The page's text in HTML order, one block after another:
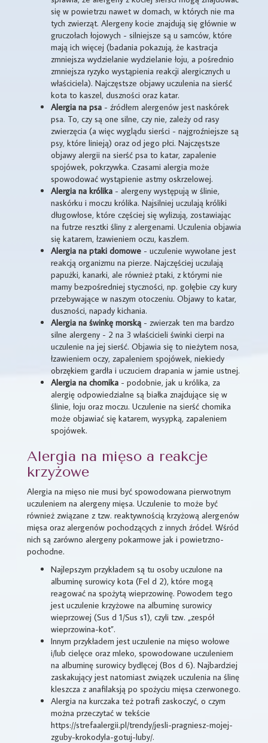
się w powietrzu nawet w domach, w których nie ma
tych zwierząt. Alergeny kocie znajdują się głównie w
gruczołach łojowych - silniejsze są u samców, które
mają ich więcej (badania pokazują, że kastracja
zmniejsza wydzielanie wydzielanie łoju, a pośrednio
zmniejsza ryzyko wystąpienia reakcji alergicznych u
właściciela). Najczęstsze objawy uczulenia na sierść
kota to kaszel, duszności oraz katar.
Alergia na psa - źródłem alergenów jest naskórek
psa. To, czy są one silne, czy nie, zależy od rasy
zwierzęcia (a więc wyglądu sierści - najgroźniejsze są
psy, które linieją) oraz od jego płci. Najczęstsze
objawy alergii na sierść psa to katar, zapalenie
spojówek, pokrzywka. Czasami alergia może
spowodować wystąpienie astmy oskrzelowej.
Alergia na królika - alergeny występują w ślinie,
naskórku i moczu królika. Najsilniej uczulają króliki
długowłose, które częściej się wylizują, zostawiając
na futrze resztki śliny z alergenami. Uczulenia objawia
się katarem, łzawieniem oczu, kaszlem.
Alergia na ptaki domowe - uczulenie wywołane jest
reakcją organizmu na pierze. Najczęściej uczulają
papużki, kanarki, ale również ptaki, z którymi nie
mamy bezpośredniej styczności, np. gołębie czy kury
przebywające w naszym otoczeniu. Objawy to katar,
duszności, napady kichania.
Alergia na świnkę morską - zwierzak ten ma bardzo
silne alergeny - 2 na 3 właścicieli świnki cierpi na
uczulenie na jej sierść. Objawia się to nieżytem nosa,
łzawieniem oczy, zapaleniem spojówek, niekiedy
obrzękiem gardła i uczuciem drapania w jamie ustnej.
Alergia na chomika - podobnie, jak u królika, za
alergię odpowiedzialne są białka znajdujące się w
ślinie, łoju oraz moczu. Uczulenie na sierść chomika
może objawiać się katarem, wysypką, zapaleniem
spojówek.
Alergia na mięso a reakcje
krzyżowe
Alergia na mięso nie musi być spowodowana pierwotnym
uczuleniem na alergeny mięsa. Uczulenie to może być
również związane z tzw. reaktywnością krzyżową alergenów
mięsa oraz alergenów pochodzących z innych źródeł. Wśród
nich są zarówno alergeny pokarmowe jak i powietrzno-
pochodne.
Najlepszym przykładem są tu osoby uczulone na
albuminę surowicy kota (Fel d 2), które mogą
reagować na spożytą wieprzowinę. Powodem tego
jest uczulenie krzyżowe na albuminę surowicy
wieprzowej (Sus d 1/Sus s1), czyli tzw. „zespół
wieprzowina-kot”.
Innym przykładem jest uczulenie na mięso wołowe
i/lub cielęce oraz mleko, spowodowane uczuleniem
na albuminę surowicy bydlęcej (Bos d 6). Najbardziej
zaskakujący jest natomiast związek uczulenia na ślinę
kleszcza z anafilaksją po spożyciu mięsa czerwonego.
Alergia na kurczaka też potrafi zaskoczyć, o czym
można przeczytać w tekście
https://strefaalergii.pl/trendy/jesli-pragniesz-mojej-
zguby-krokodyla-gotuj-luby/.